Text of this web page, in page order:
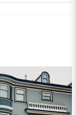
lärare baserad i
Följ med